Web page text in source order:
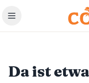
Zum Hauptinhalt
Da ist